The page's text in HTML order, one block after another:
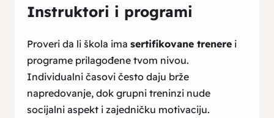
Instruktori i programi
Proveri da li škola ima sertifikovane trenere i
programe prilagođene tvom nivou.
Individualni časovi često daju brže
napredovanje, dok grupni treninzi nude
socijalni aspekt i zajedničku motivaciju.